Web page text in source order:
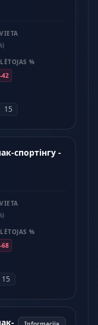
%
-42
15
спортінгу -
%
-68
15